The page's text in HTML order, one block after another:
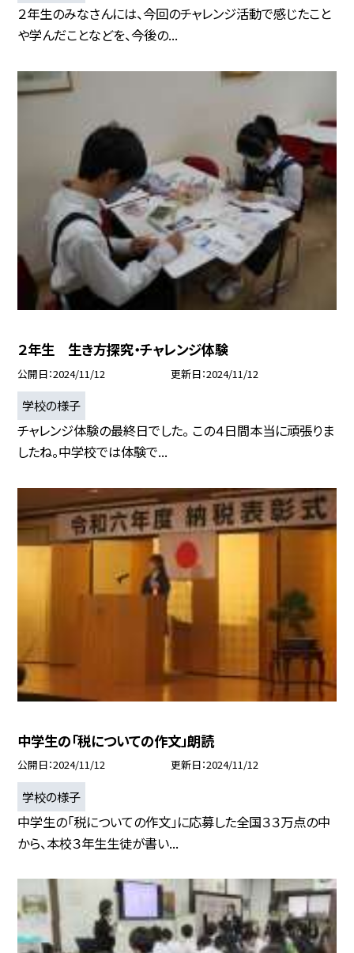
２年生のみなさんには、今回のチャレンジ活動で感じたこと
や学んだことなどを、今後の...
２年生 生き方探究・チャレンジ体験
公開日 2024/11/12 更新日 2024/11/12
学校の様子
チャレンジ体験の最終日でした。 この４日間本当に頑張りま
したね。中学校では体験で...
中学生の「税についての作文」朗読
公開日 2024/11/12 更新日 2024/11/12
学校の様子
中学生の「税についての作文」に応募した全国３３万点の中
から、本校３年生生徒が書い...